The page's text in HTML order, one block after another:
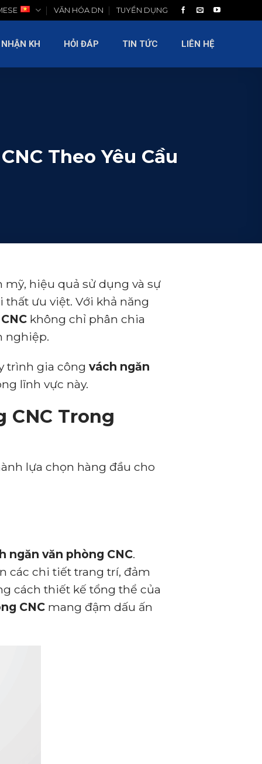
VĂN HÓA DN TUYỂN DỤNG
KH HỎI ĐÁP TIN TỨC LIÊN HỆ
Theo Yêu Cầu
hiệu quả sử dụng và sự
ưu việt. Với khả năng
không chỉ phân chia
nghiệp.
trình gia côngvách ngăn
lĩnh vực này.
CNC Trong
lựa chọn hàng đầu cho
ngăn văn phòng CNC.
các chi tiết trang trí, đảm
cách thiết kế tổng thể của
CNC mang đậm dấu ấn
LIÊN HỆ